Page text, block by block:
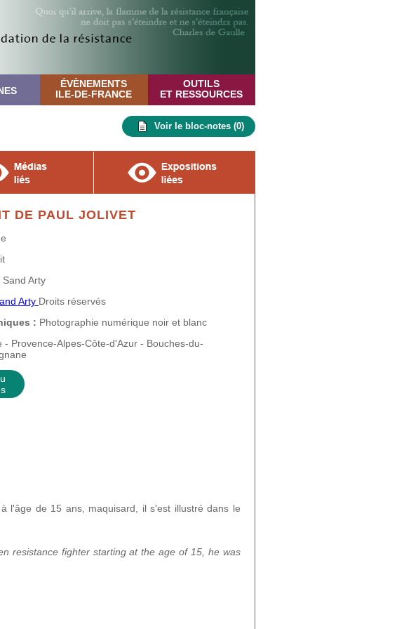
ÉVÈNEMENTS
ILE-DE-FRANCE
OUTILS
ET RESSOURCES
Voir le bloc-notes (0)
DE PAUL JOLIVET
Sand Arty
Arty Droits réservés
: Photographie numérique noir et blanc
- Provence-Alpes-Côte-d'Azur - Bouches-du-
l'âge de 15 ans, maquisard, il s'est illustré dans le
resistance fighter starting at the age of 15, he was